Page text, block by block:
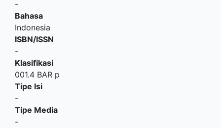
-
Bahasa
Indonesia
ISBN/ISSN
-
Klasifikasi
001.4 BAR p
Tipe Isi
-
Tipe Media
-